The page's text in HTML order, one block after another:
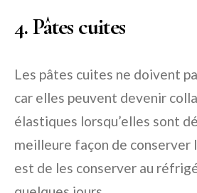
4. Pâtes cuites
Les pâtes cuites ne doivent
car elles peuvent devenir
élastiques lorsqu’elles sont
meilleure façon de conserver
est de les conserver au